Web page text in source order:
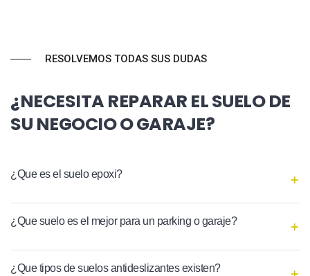
RESOLVEMOS TODAS SUS DUDAS
¿NECESITA REPARAR EL SUELO DE
SU NEGOCIO O GARAJE?
¿Que es el suelo epoxi?
¿Que suelo es el mejor para un parking o garaje?
¿Que tipos de suelos antideslizantes existen?